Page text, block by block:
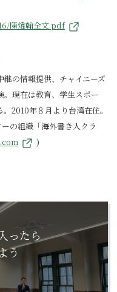
陳煒翰全文.pdf
の情報提供、チャイニーズ
。現在は教育、学生スポー
2010年８月より台湾在住。
の組織「海外書き人クラ
)
ったら
う